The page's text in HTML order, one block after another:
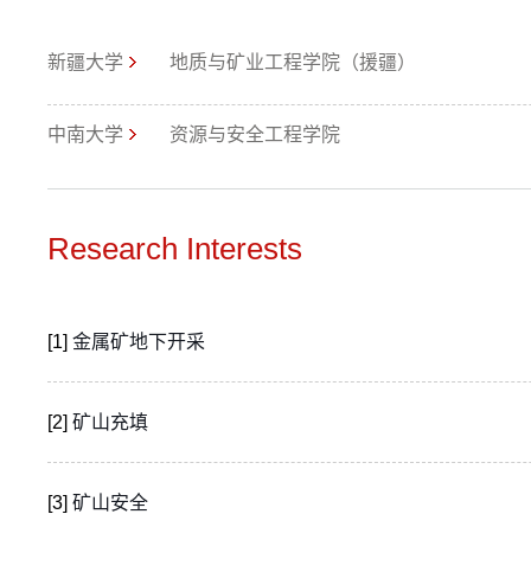
新疆大学 地质与矿业工程学院（援疆）
中南大学 资源与安全工程学院
Research Interests
[1] 金属矿地下开采
[2] 矿山充填
[3] 矿山安全